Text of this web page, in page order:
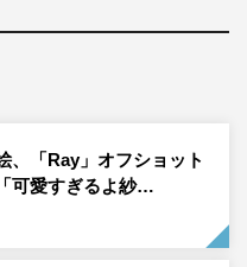
皆様、ありがとうござい
組に刀をお借りしました
ンポーズをして下さい、
った新撰組深見氏。みん
、「Ray」オフショット
可愛すぎるよ紗…